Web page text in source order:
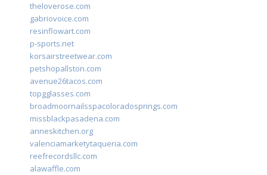
theloverose.com
gabriovoice.com
resinflowart.com
p-sports.net
korsairstreetwear.com
petshopallston.com
avenue26tacos.com
topgglasses.com
broadmoornailsspacoloradosprings.com
missblackpasadena.com
anneskitchen.org
valenciamarketytaqueria.com
reefrecordsllc.com
alawaffle.com